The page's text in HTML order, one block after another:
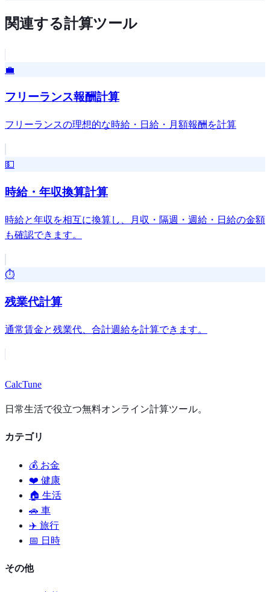
関連する計算ツール
💼
フリーランス報酬計算
フリーランスの理想的な時給・日給・月額報酬を計算
💵
時給・年収換算計算
時給と年収を相互に換算し、月収・隔週・週給・日給の金額
も確認できます。
⏱️
残業代計算
通常賃金と残業代、合計週給を計算できます。
CalcTune
日常生活で役立つ無料オンライン計算ツール。
カテゴリ
💰 お金
❤️ 健康
🏠 生活
🚗 車
✈️ 旅行
📅 日時
その他